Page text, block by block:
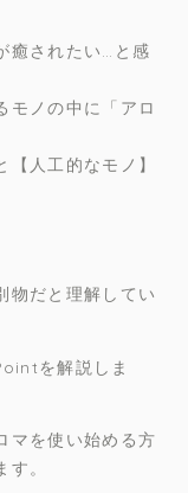
癒されたい…と感
モノの中に「アロ
人工的なモノ】
物だと理解してい
を解説しま
マを使い始める方
。